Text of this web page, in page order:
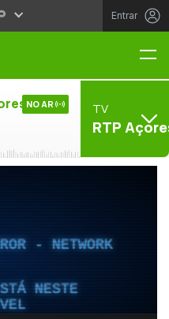
Entrar
NO AR TV
RTP
- NETWORK
NESTE